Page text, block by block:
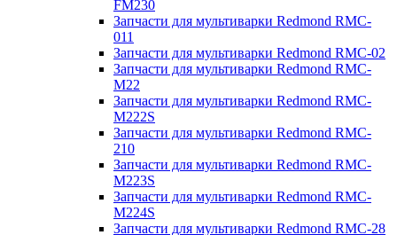
FM230
Запчасти для мультиварки Redmond RMC-
011
Запчасти для мультиварки Redmond RMC-02
Запчасти для мультиварки Redmond RMC-
M22
Запчасти для мультиварки Redmond RMC-
M222S
Запчасти для мультиварки Redmond RMC-
210
Запчасти для мультиварки Redmond RMC-
M223S
Запчасти для мультиварки Redmond RMC-
M224S
Запчасти для мультиварки Redmond RMC-28